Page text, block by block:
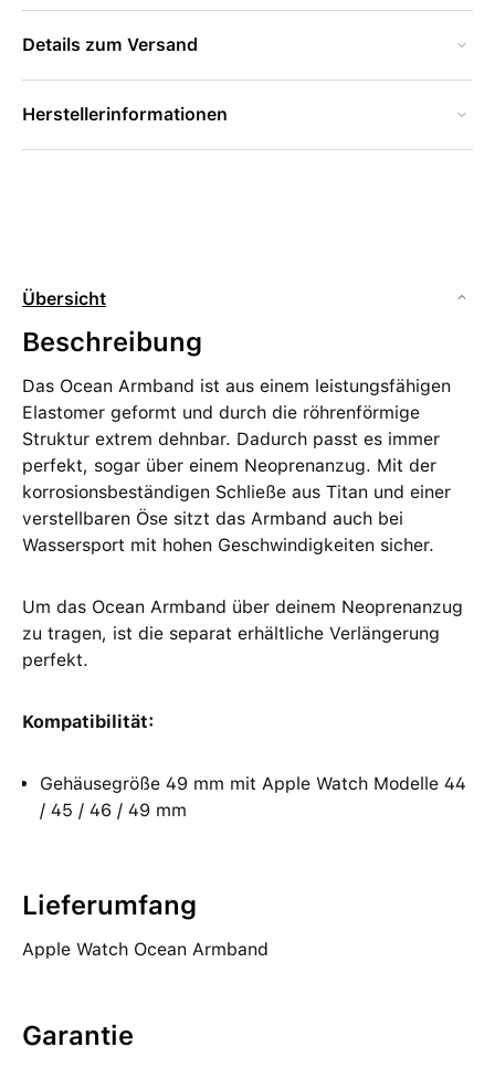
Details zum Versand
Herstellerinformationen
Übersicht
Beschreibung
Das Ocean Armband ist aus einem leistungs­fähigen
Elastomer geformt und durch die röhren­förmige
Struktur extrem dehnbar. Dadurch passt es immer
perfekt, sogar über einem Neoprenanzug. Mit der
korrosions­beständigen Schließe aus Titan und einer
verstellbaren Öse sitzt das Armband auch bei
Wassersport mit hohen Geschwindigkeiten sicher.
Um das Ocean Armband über deinem Neoprenanzug
zu tragen, ist die separat erhältliche Verlängerung
perfekt.
Kompatibilität:
Gehäusegröße 49 mm mit Apple Watch Modelle 44
/ 45 / 46 / 49 mm
Lieferumfang
Apple Watch Ocean Armband
Garantie